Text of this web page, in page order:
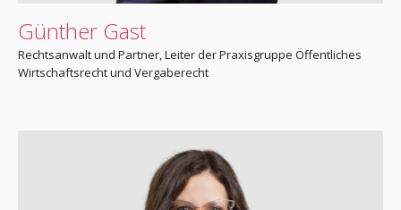
Günther Gast
Rechtsanwalt und Partner, Leiter der Praxisgruppe Öffentliches
Wirtschaftsrecht und Vergaberecht